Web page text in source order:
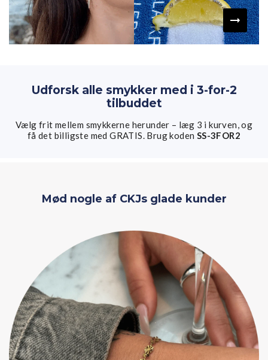
Udforsk alle smykker med i 3-for-2
tilbuddet
Vælg frit mellem smykkerne herunder – læg 3 i kurven, og
få det billigste med GRATIS. Brug koden SS-3FOR2
Mød nogle af CKJs glade kunder